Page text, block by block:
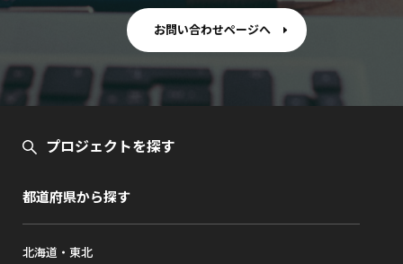
お問い合わせページへ
プロジェクトを探す
都道府県から探す
北海道・東北